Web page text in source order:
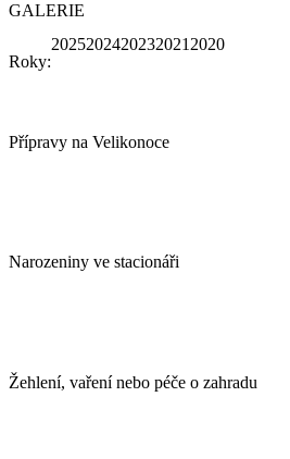
GALERIE
Roky:
20252024202320212020
Přípravy na Velikonoce
Narozeniny ve stacionáři
Žehlení, vaření nebo péče o zahradu